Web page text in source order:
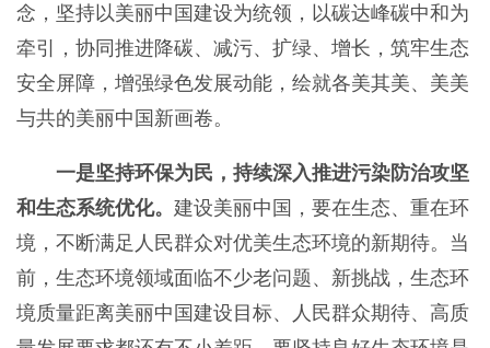
念，坚持以美丽中国建设为统领，以碳达峰碳中和为
牵引，协同推进降碳、减污、扩绿、增长，筑牢生态
安全屏障，增强绿色发展动能，绘就各美其美、美美
与共的美丽中国新画卷。
一是坚持环保为民，持续深入推进污染防治攻坚
和生态系统优化。 建设美丽中国，要在生态、重在环
境，不断满足人民群众对优美生态环境的新期待。当
前，生态环境领域面临不少老问题、新挑战，生态环
境质量距离美丽中国建设目标、人民群众期待、高质